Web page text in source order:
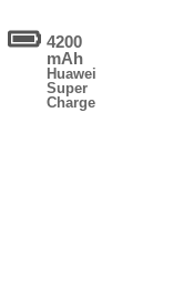
4200
mAh
Huawei
Super
Charge